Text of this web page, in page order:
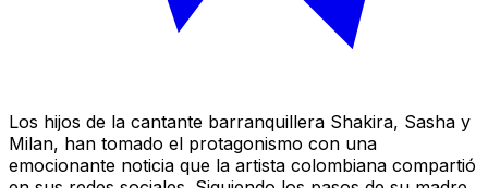
Los hijos de la cantante barranquillera Shakira, Sasha y
Milan, han tomado el protagonismo con una
emocionante noticia que la artista colombiana compartió